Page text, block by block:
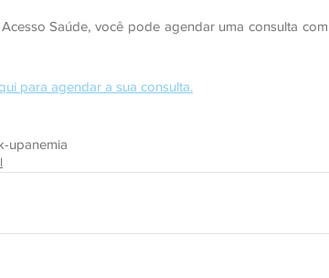
Saúde, você pode agendar uma consulta
para agendar a sua consulta.
upanemia